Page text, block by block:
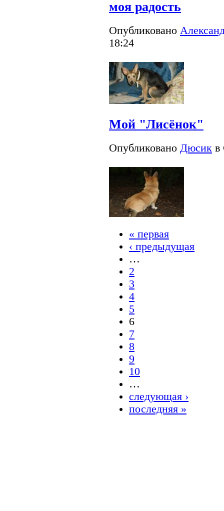
моя радость
Опубликовано
18:24
Мой "Лисёнок"
Опубликовано Дюсик в
« первая
‹ предыдущая
…
2
3
4
5
6
7
8
9
10
…
следующая ›
последняя »